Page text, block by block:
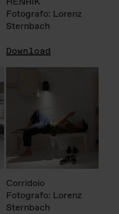
Fotografo: Lorenz
Sternbach
Download
Corridoio
Fotografo: Lorenz
Sternbach